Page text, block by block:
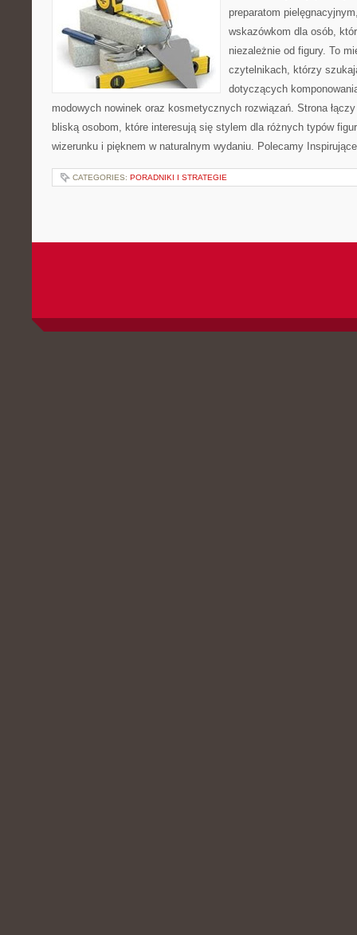
preparatom
wskazówkom dla osób,
niezależnie od figury. To
czytelnikach, którzy
dotyczących
modowych nowinek oraz kosmetycznych rozwiązań. Strona
bliską osobom, które interesują się stylem dla różnych typów
wizerunku i pięknem w naturalnym wydaniu. Polecamy
CATEGORIES: PORADNIKI I STRATEGIE